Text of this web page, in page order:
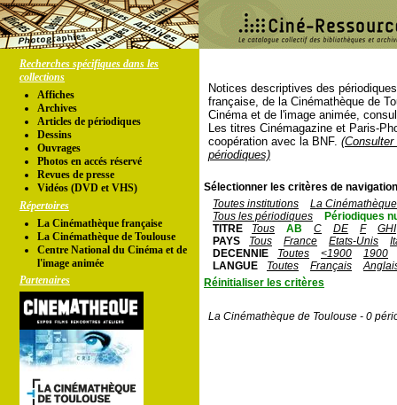
Recherches spécifiques dans les
collections
Affiches
Archives
Articles de périodiques
Dessins
Ouvrages
Photos en accés réservé
Revues de presse
Vidéos (DVD et VHS)
Répertoires
La Cinémathèque française
La Cinémathèque de Toulouse
Centre National du Cinéma et de
l'image animée
Partenaires
Notices descriptives des
française, de la Cinémathèque de
Cinéma et de l'image animée,
Les titres Cinémagazine et Paris-
coopération avec la BNF.
périodiques)
Sélectionner les critères de
Toutes institutions
La
Tous les périodiques
Périodiques
TITRE
Tous AB C DE F
GHI
PAYS
Tous France Etats-Unis
DECENNIE
Toutes <1900
1900
LANGUE
Toutes Français
Réinitialiser les critères
La Cinémathèque de Toulouse - 0